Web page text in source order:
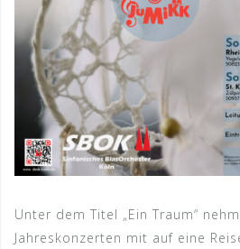
Unter dem Titel „Ein Traum“
Jahreskonzerten mit auf eine